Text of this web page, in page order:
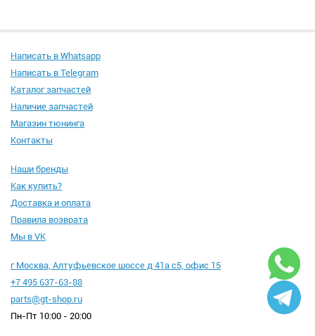
Написать в Whatsapp
Написать в Telegram
Каталог запчастей
Наличие запчастей
Магазин тюнинга
Контакты
Наши бренды
Как купить?
Доставка и оплата
Правила возврата
Мы в VK
г Москва, Алтуфьевское шоссе д 41а с5, офис 15
+7 495 637-63-88
parts@gt-shop.ru
Пн-Пт 10:00 - 20:00